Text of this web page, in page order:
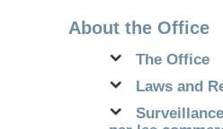
About the Office
The Office
Laws and